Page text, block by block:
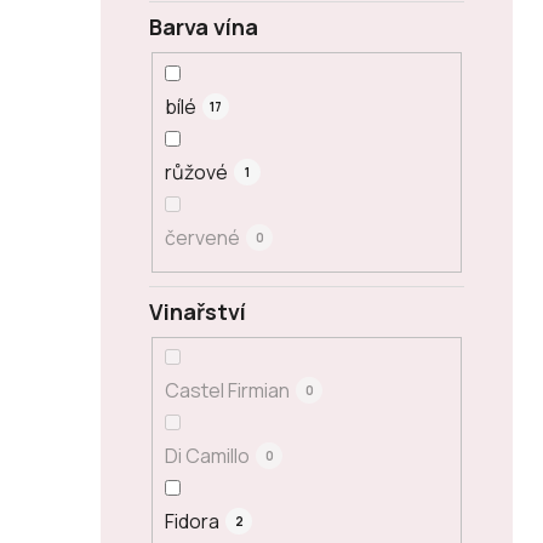
Barva vína
bílé 17
růžové 1
červené 0
Vinařství
Castel Firmian 0
Di Camillo 0
Fidora 2